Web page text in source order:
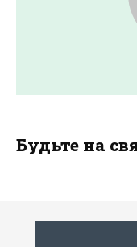
Будьте на